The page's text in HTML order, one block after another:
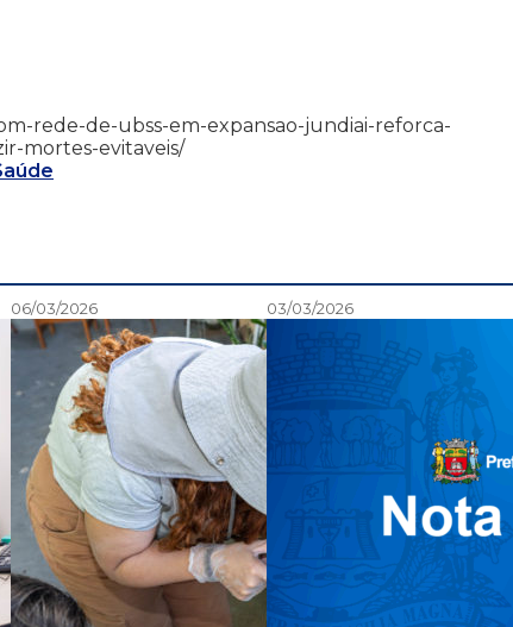
rede-de-ubss-em-expansao-jundiai-reforca-
mortes-evitaveis/
06/03/2026 03/03/2026